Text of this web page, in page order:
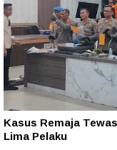
Kasus Remaja
Lima Pelaku